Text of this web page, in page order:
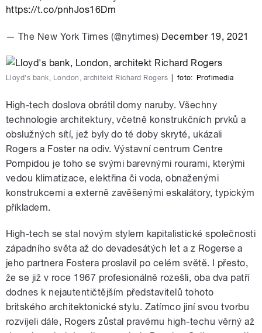
https://t.co/pnhJos16Dm
— The New York Times (@nytimes) December 19, 2021
Lloyd's bank, London, architekt Richard Rogers foto: Profimedia
High-tech doslova obrátil domy naruby. Všechny
technologie architektury, včetně konstrukčních prvků a
obslužných sítí, jež byly do té doby skryté, ukázali
Rogers a Foster na odiv. Výstavní centrum Centre
Pompidou je toho se svými barevnými rourami, kterými
vedou klimatizace, elektřina či voda, obnaženými
konstrukcemi a externě zavěšenými eskalátory, typickým
příkladem.
High-tech se stal novým stylem kapitalistické společnosti
západního světa až do devadesátých let a z Rogerse a
jeho partnera Fostera proslavil po celém světě. I přesto,
že se již v roce 1967 profesionálně rozešli, oba dva patří
dodnes k nejautentičtějším představitelů tohoto
britského architektonické stylu. Zatímco jiní svou tvorbu
rozvíjeli dále, Rogers zůstal pravému high-techu věrný až